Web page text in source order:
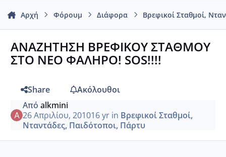
Αρχή Φόρουμ Διάφορα Βρεφικοί Σταθμοί,
ΑΝΑΖΗΤΗΣΗ ΒΡΕΦΙΚΟΥ ΣΤΑΘΜΟΥ
ΣΤΟ ΝΕΟ ΦΑΛΗΡΟ! SOS!!!!
Share
Ακόλουθοι
Από alkmini
26 Απριλίου, 201016 yrin Βρεφικοί Σταθμοί,
Νταντάδες, Παιδότοποι, Πάρτυ